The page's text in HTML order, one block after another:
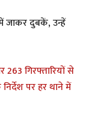
जाकर दुबकें, उन्हें
गिरफ्तारियों से
पर हर थाने में